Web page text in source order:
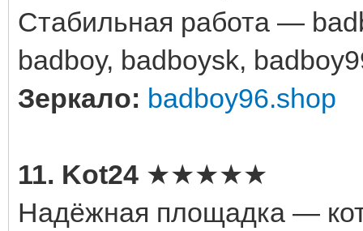
Стабильная работа —
badboy, badboysk,
Зеркало: badboy96.shop
11. Kot24 ★★★★★
Надёжная площадка —